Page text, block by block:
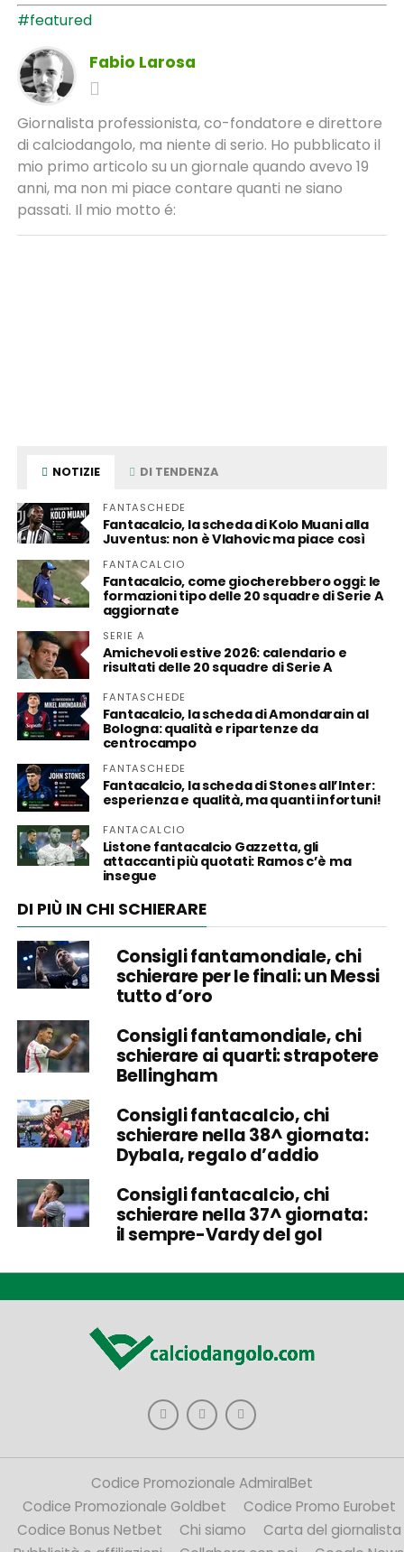
#featured
Fabio Larosa
Giornalista professionista, co-fondatore e direttore
di calciodangolo, ma niente di serio. Ho pubblicato il
mio primo articolo su un giornale quando avevo 19
anni, ma non mi piace contare quanti ne siano
passati. Il mio motto é:
NOTIZIE DI TENDENZA
FANTASCHEDE
Fantacalcio, la scheda di Kolo Muani alla
Juventus: non è Vlahovic ma piace così
FANTACALCIO
Fantacalcio, come giocherebbero oggi: le
formazioni tipo delle 20 squadre di Serie A
aggiornate
SERIE A
Amichevoli estive 2026: calendario e
risultati delle 20 squadre di Serie A
FANTASCHEDE
Fantacalcio, la scheda di Amondarain al
Bologna: qualità e ripartenze da
centrocampo
FANTASCHEDE
Fantacalcio, la scheda di Stones all’Inter:
esperienza e qualità, ma quanti infortuni!
FANTACALCIO
Listone fantacalcio Gazzetta, gli
attaccanti più quotati: Ramos c’è ma
insegue
DI PIÙ IN CHI SCHIERARE
Consigli fantamondiale, chi
schierare per le finali: un Messi
tutto d’oro
Consigli fantamondiale, chi
schierare ai quarti: strapotere
Bellingham
Consigli fantacalcio, chi
schierare nella 38^ giornata:
Dybala, regalo d’addio
Consigli fantacalcio, chi
schierare nella 37^ giornata:
il sempre-Vardy del gol
Codice Promozionale AdmiralBet
Codice Promozionale Goldbet
Codice Promo Eurobet
Codice Bonus Netbet
Chi siamo
Carta del giornalista